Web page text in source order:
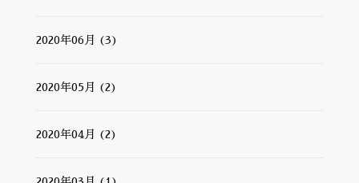
2020年06月 (3)
2020年05月 (2)
2020年04月 (2)